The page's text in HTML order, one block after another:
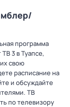
программа
3 в Туапсе,
свою
расписание на
и обсуждайте
ТВ
по телевизору